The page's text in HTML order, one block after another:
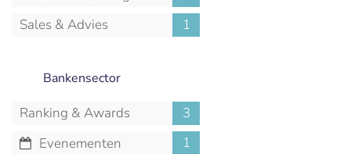
Sales & Advies
1
Bankensector
Ranking & Awards
3
Evenementen
1